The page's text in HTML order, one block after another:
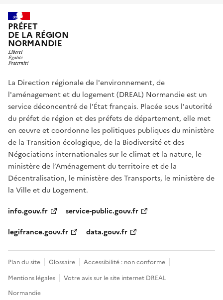
PRÉFET
DE LA RÉGION
NORMANDIE
La Direction régionale de l'environnement, de
l'aménagement et du logement (DREAL) Normandie est un
service déconcentré de l'État français. Placée sous l'autorité
du préfet de région et des préfets de département, elle met
en œuvre et coordonne les politiques publiques du ministère
de la Transition écologique, de la Biodiversité et des
Négociations internationales sur le climat et la nature, le
ministère de l’Aménagement du territoire et de la
Décentralisation, le ministère des Transports, le ministère de
la Ville et du Logement.
info.gouv.fr
service-public.gouv.fr
legifrance.gouv.fr
data.gouv.fr
Plan du site Glossaire
Accessibilité : non conforme
Mentions légales
Votre avis sur le site internet DREAL
Normandie